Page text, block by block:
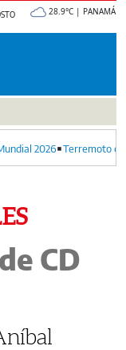
28.9°C | PANAMÁ
2026 Terremoto
CD